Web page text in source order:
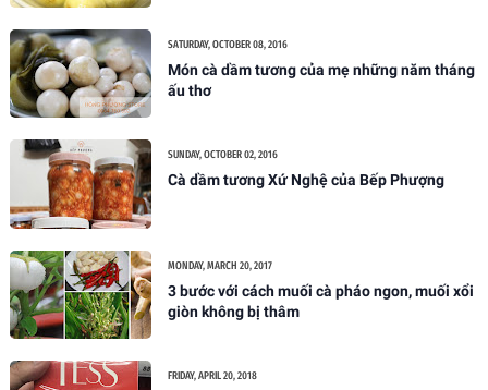
SATURDAY, OCTOBER 08, 2016
Món cà dầm tương của mẹ những năm tháng
ấu thơ
SUNDAY, OCTOBER 02, 2016
Cà dầm tương Xứ Nghệ của Bếp Phượng
MONDAY, MARCH 20, 2017
3 bước với cách muối cà pháo ngon, muối xổi
giòn không bị thâm
FRIDAY, APRIL 20, 2018